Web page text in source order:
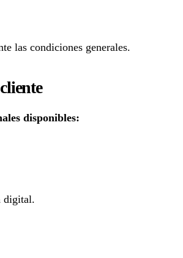
las condiciones generales.
disponibles:
digital.